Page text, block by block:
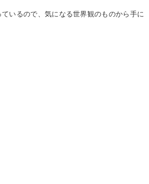
いるので、気になる世界観のものから手に